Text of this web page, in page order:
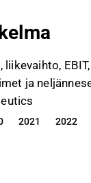
EBIT,
ja
2021 2022
2021 2022